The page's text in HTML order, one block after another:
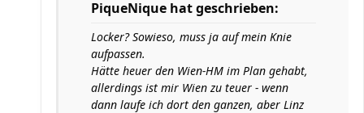
PiqueNique hat geschrieben:
Locker? Sowieso, muss ja auf mein Knie
aufpassen.
Hätte heuer den Wien-HM im Plan gehabt,
allerdings ist mir Wien zu teuer - wenn
dann laufe ich dort den ganzen, aber Linz